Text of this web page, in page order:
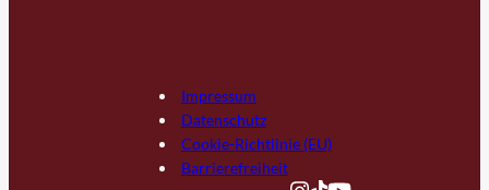
Impressum
Datenschutz
Cookie-Richtlinie (EU)
Barrierefreiheit